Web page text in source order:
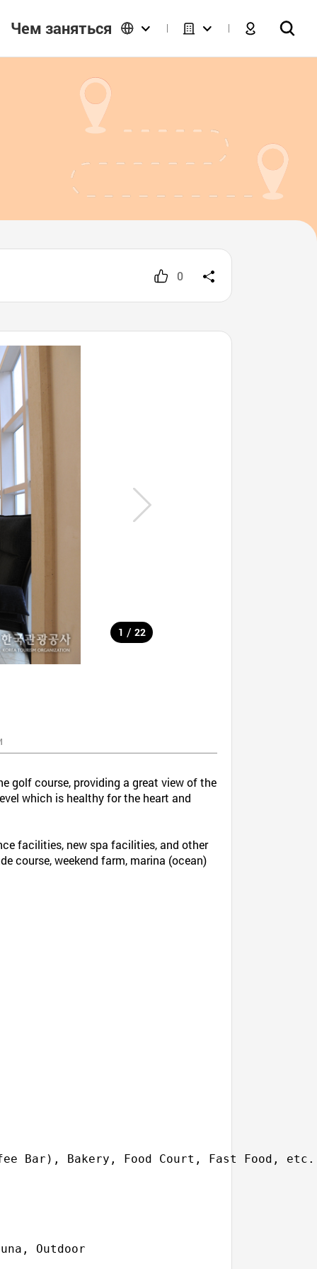
Чем заняться
0
1 / 22
golf course, providing a great view of the
which is healthy for the heart and
facilities, new spa facilities, and other
course, weekend farm, marina (ocean)
Outdoor